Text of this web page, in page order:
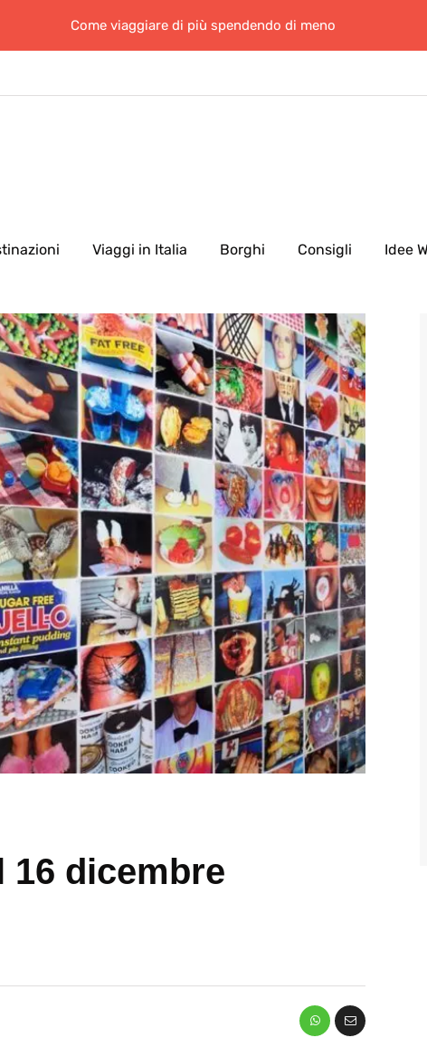
Come viaggiare di più spendendo di meno
Viaggi in Italia Borghi Consigli Idee
16 dicembre